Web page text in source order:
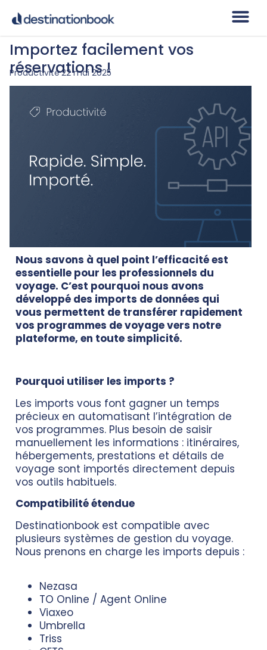
Importez facilement vos
réservations !
Productivité22 mai 2025
Nous savons à quel point l’efficacité est
essentielle pour les professionnels du
voyage. C’est pourquoi nous avons
développé des imports de données qui
vous permettent de transférer rapidement
vos programmes de voyage vers notre
plateforme, en toute simplicité.
Pourquoi utiliser les imports ?
Les imports vous font gagner un temps
précieux en automatisant l’intégration de
vos programmes. Plus besoin de saisir
manuellement les informations : itinéraires,
hébergements, prestations et détails de
voyage sont importés directement depuis
vos outils habituels.
Compatibilité étendue
Destinationbook est compatible avec
plusieurs systèmes de gestion du voyage.
Nous prenons en charge les imports depuis :
Nezasa
TO Online / Agent Online
Viaxeo
Umbrella
Triss